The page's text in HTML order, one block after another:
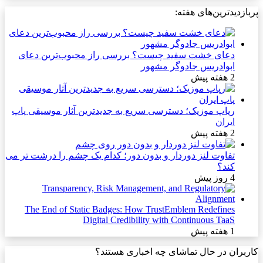
پربازدیدترین‌های هفته:
دعای خشت سفید چیست؟ بررسی راز محبوب‌ترین دعای
ابوادریس جادوگر مشهور
2 هفته پیش
رپاپ موزیک؛ دسترسی سریع به جدیدترین آثار موسیقی پاپ
ایران
2 هفته پیش
تفاوت لنز دوردار و بدون دور؛ کدام یک چشم را درشت تر می
کند؟
4 روز پیش
The End of Static Badges: How TrustEmblem Redefines
Digital Credibility with Continuous TaaS
1 هفته پیش
کاربران در حال تماشای چه اخباری هستند؟